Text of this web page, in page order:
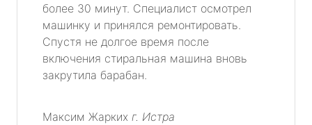
более 30 минут. Специалист осмотрел
машинку и принялся ремонтировать.
Спустя не долгое время после
включения стиральная машина вновь
закрутила барабан.
Максим Жарких г. Истра